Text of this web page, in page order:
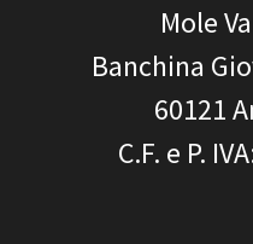
Mole
Banchina
60121
C.F. e P. IVA